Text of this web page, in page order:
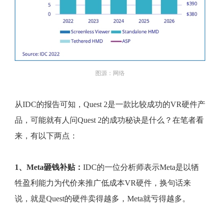
图源：网络
从IDC的报告可知，Quest 2是一款比较成功的VR硬件产
品，可能就有人问Quest 2的成功秘诀是什么？在笔者看
来，有以下两点：
1、Meta砸钱补贴： IDC的一位分析师表示Meta是以牺
牲盈利能力为代价来推广低成本VR硬件，换句话来
说，就是Quest的硬件卖得越多，Meta就亏得越多。